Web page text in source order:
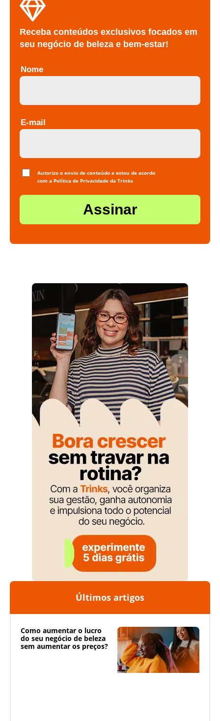
Receba conteúdos exclusivos focados em
seu negócio de beleza e bem-estar!
Nome
E-mail
Autorizo o envio de conteúdo e estou de acordo
com a Política de Privacidade da Trinks
Assinar
Últimos artigos
Como aumentar o lucro
do seu negócio de beleza
sem aumentar os preços?